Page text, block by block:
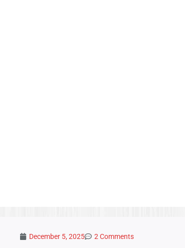
December 5, 2025 2 Comments